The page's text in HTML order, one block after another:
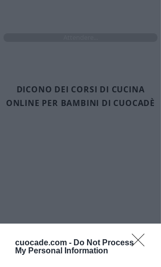
cuocade.com - Do Not Process
My Personal Information
DICONO DEI CORSI DI CUCINA
ONLINE PER BAMBINI DI CUOCADÈ